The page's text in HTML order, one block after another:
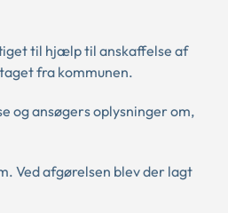
til hjælp til anskaffelse af
fra kommunen.
og ansøgers oplysninger om,
Ved afgørelsen blev der lagt